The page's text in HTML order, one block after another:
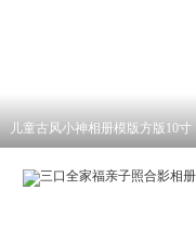
儿童古风小神相册模版方版10寸